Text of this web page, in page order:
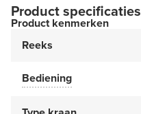
Product specificaties
Product kenmerken
Reeks
Bediening